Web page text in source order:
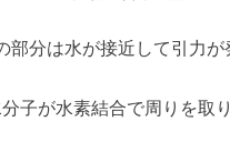
部分は水が接近して引力
子が水素結合で周りを取